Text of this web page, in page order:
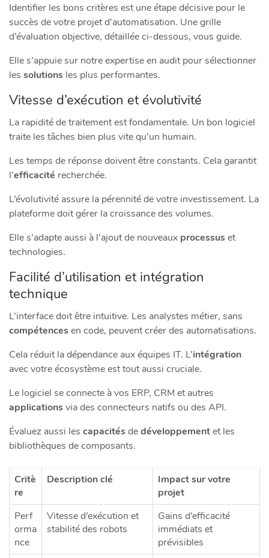
Identifier les bons critères est une étape décisive pour le
succès de votre projet d’automatisation. Une grille
d’évaluation objective, détaillée ci-dessous, vous guide.
Elle s’appuie sur notre expertise en audit pour sélectionner
les solutions les plus performantes.
Vitesse d’exécution et évolutivité
La rapidité de traitement est fondamentale. Un bon logiciel
traite les tâches bien plus vite qu’un humain.
Les temps de réponse doivent être constants. Cela garantit
l’efficacité recherchée.
L’évolutivité assure la pérennité de votre investissement. La
plateforme doit gérer la croissance des volumes.
Elle s’adapte aussi à l’ajout de nouveaux processuset
technologies.
Facilité d’utilisation et intégration
technique
L’interface doit être intuitive. Les analystes métier, sans
compétencesen code, peuvent créer des automatisations.
Cela réduit la dépendance aux équipes IT. L’intégration
avec votre écosystème est tout aussi cruciale.
Le logiciel se connecte à vos ERP, CRM et autres
applicationsvia des connecteurs natifs ou des API.
Évaluez aussi les capacitésdedéveloppementet les
bibliothèques de composants.
Critè
re
Description clé
Impact sur votre
projet
Perf
orma
nce
Vitesse d’exécution et
stabilité des robots
Gains d’efficacité
immédiats et
prévisibles